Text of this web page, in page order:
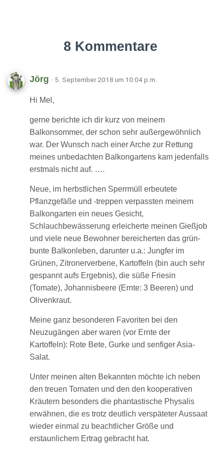
8 Kommentare
Jörg · 5. September 2018 um 10:04 p.m.
Hi Mel,
gerne berichte ich dir kurz von meinem
Balkonsommer, der schon sehr außergewöhnlich
war. Der Wunsch nach einer Arche zur Rettung
meines unbedachten Balkongartens kam jedenfalls
erstmals nicht auf. ….
Neue, im herbstlichen Sperrmüll erbeutete
Pflanzgefäße und -treppen verpassten meinem
Balkongarten ein neues Gesicht,
Schlauchbewässerung erleicherte meinen Gießjob
und viele neue Bewohner bereicherten das grün-
bunte Balkonleben, darunter u.a.: Jungfer im
Grünen, Zitronerverbene, Kartoffeln (bin auch sehr
gespannt aufs Ergebnis), die süße Friesin
(Tomate), Johannisbeere (Ernte: 3 Beeren) und
Olivenkraut.
Meine ganz besonderen Favoriten bei den
Neuzugängen aber waren (vor Ernte der
Kartoffeln): Rote Bete, Gurke und senfiger Asia-
Salat.
Unter meinen alten Bekannten möchte ich neben
den treuen Tomaten und den den kooperativen
Kräutern besonders die phantastische Physalis
erwähnen, die es trotz deutlich verspäteter Aussaat
wieder einmal zu beachtlicher Größe und
erstaunlichem Ertrag gebracht hat.